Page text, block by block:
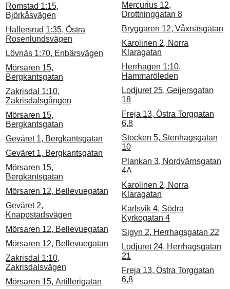
Romstad 1:15,
Björkåsvägen
Hallersrud 1:35, Östra
Rosenlundsvägen
Lövnäs 1:70, Enbärsvägen
Mörsaren 15,
Bergkantsgatan
Zakrisdal 1:10,
Zakrisdalsgången
Mörsaren 15,
Bergkantsgatan
Geväret 1, Bergkantsgatan
Geväret 1, Bergkantsgatan
Mörsaren 15,
Bergkantsgatan
Mörsaren 12, Bellevuegatan
Geväret 2,
Knappstadsvägen
Mörsaren 12, Bellevuegatan
Mörsaren 12, Bellevuegatan
Zakrisdal 1:10,
Zakrisdalsvägen
Mörsaren 15, Artillerigatan
Mercurius 12,
Drottninggatan 8
Bryggaren 12, Våxnäsgatan
Karolinen 2, Norra
Klaragatan
Herrhagen 1:10,
Hammaröleden
Lodjuret 25, Geijersgatan
18
Freja 13, Östra Torggatan
6,8
Stocken 5, Stenhagsgatan
10
Plankan 3, Nordvärnsgatan
4A
Karolinen 2, Norra
Klaragatan
Karlsvik 4, Södra
Kyrkogatan 4
Sigyn 2, Herrhagsgatan 22
Lodjuret 24, Herrhagsgatan
21
Freja 13, Östra Torggatan
6,8